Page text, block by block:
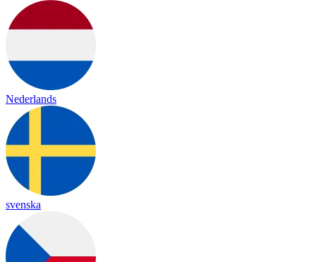
Nederlands
svenska